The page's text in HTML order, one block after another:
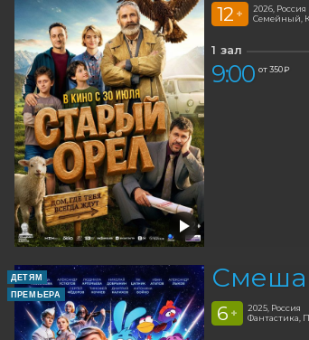
12 +
2026, Россия
Семейный,
1 зал
9:00 от 350 ₽
ДЕТЯМ
ПРЕМЬЕРА
6 +
2025, Россия
Фантастика,